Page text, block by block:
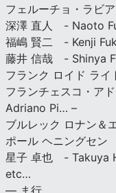
フェルーチョ・ラビ
深澤 直人 - Naoto
福嶋 賢二 - Kenji
藤井 信哉 - Shinya
フランク ロイド ラ
フランチェスコ・ア
Adriano Pi… –
ブルレック ロナン
ポール ヘニングセ
星子 卓也 - Takuya
etc…
— ま行